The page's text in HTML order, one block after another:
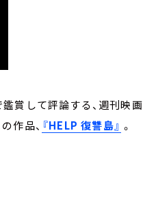
賞して評論する、週刊映画
作品、 『HELP 復讐島』 。